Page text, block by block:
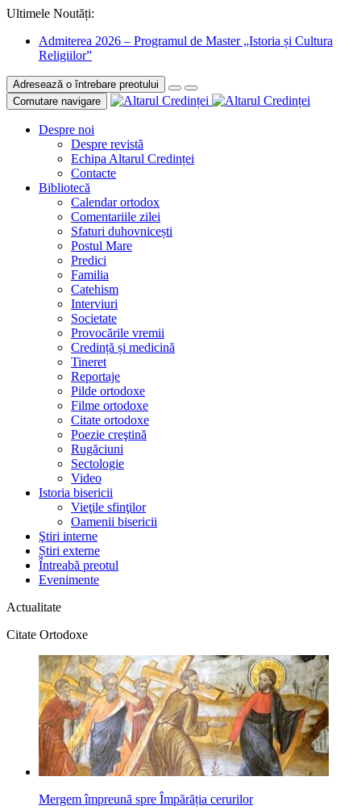
Ultimele Noutăți:
Admiterea 2026 – Programul de Master „Istoria și Cultura
Religiilor”
Adresează o întrebare preotului
Comutare navigare
Despre noi
Despre revistă
Echipa Altarul Credinței
Contacte
Bibliotecă
Calendar ortodox
Comentariile zilei
Sfaturi duhovnicești
Postul Mare
Predici
Familia
Catehism
Interviuri
Societate
Provocările vremii
Credință și medicină
Tineret
Reportaje
Pilde ortodoxe
Filme ortodoxe
Citate ortodoxe
Poezie creştină
Rugăciuni
Sectologie
Video
Istoria bisericii
Vieţile sfinţilor
Oamenii bisericii
Ştiri interne
Știri externe
Întreabă preotul
Evenimente
Actualitate
Citate Ortodoxe
Mergem împreună spre Împărăția cerurilor